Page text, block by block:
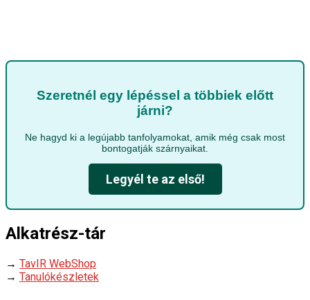
Szeretnél egy lépéssel a többiek előtt
járni?
Ne hagyd ki a legújabb tanfolyamokat, amik még csak most
bontogatják szárnyaikat.
Legyél te az első!
Alkatrész-tár
→ TavIR WebShop
→ Tanulókészletek